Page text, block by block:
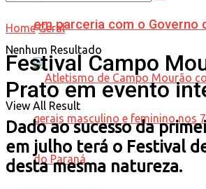
em parceria com o Governo
Nenhum Resultado
View All Result
Home Geral
Festival Campo
Prato em evento
Dado ao sucesso da
em julho terá o Festival
desta mesma natureza.